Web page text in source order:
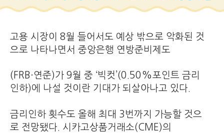
고용 시장이 8월 들어서도 예상 밖으로 악화된 것
으로 나타나면서 중앙은행 연방준비제도
(FRB·연준)가 9월 중 ‘빅컷’(0.50%포인트 금리
인하)에 나설 것이란 기대가 되살아나고 있다.
금리인하 횟수도 올해 최대 3번까지 가능할 것으
로 전망됐다. 시카고상품거래소(CME)의